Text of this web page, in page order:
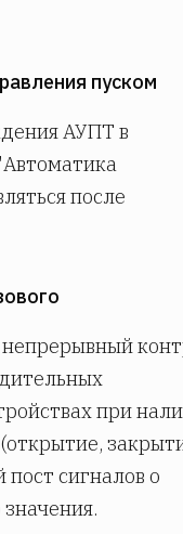
пуском
АУПТ в
после
при
сигналов о